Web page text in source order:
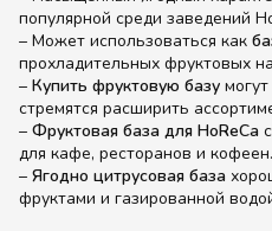
популярной среди заведений
– Может использоваться как
прохладительных фруктовых
– Купить фруктовую базу
стремятся расширить
– Фруктовая база для HoReCa
для кафе, ресторанов и кофеен.
– Ягодно цитрусовая база
фруктами и газированной